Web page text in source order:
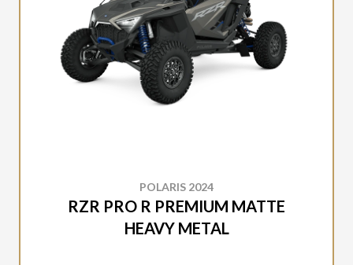
POLARIS 2024
RZR PRO R PREMIUM MATTE
HEAVY METAL